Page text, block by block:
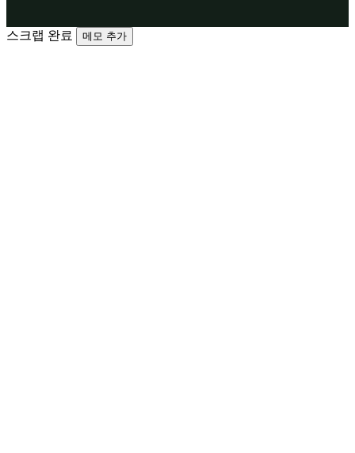
스크랩 완료 메모 추가